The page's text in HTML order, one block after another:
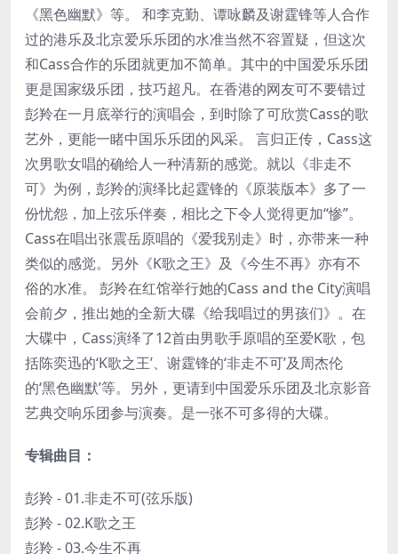
《黑色幽默》等。 和李克勤、谭咏麟及谢霆锋等人合作
过的港乐及北京爱乐乐团的水准当然不容置疑，但这次
和Cass合作的乐团就更加不简单。其中的中国爱乐乐团
更是国家级乐团，技巧超凡。在香港的网友可不要错过
彭羚在一月底举行的演唱会，到时除了可欣赏Cass的歌
艺外，更能一睹中国乐乐团的风采。 言归正传，Cass这
次男歌女唱的确给人一种清新的感觉。就以《非走不
可》为例，彭羚的演绎比起霆锋的《原装版本》多了一
份忧怨，加上弦乐伴奏，相比之下令人觉得更加“惨”。
Cass在唱出张震岳原唱的《爱我别走》时，亦带来一种
类似的感觉。另外《K歌之王》及《今生不再》亦有不
俗的水准。 彭羚在红馆举行她的Cass and the City演唱
会前夕，推出她的全新大碟《给我唱过的男孩们》。在
大碟中，Cass演绎了12首由男歌手原唱的至爱K歌，包
括陈奕迅的‘K歌之王’、谢霆锋的‘非走不可’及周杰伦
的‘黑色幽默’等。另外，更请到中国爱乐乐团及北京影音
艺典交响乐团参与演奏。是一张不可多得的大碟。
专辑曲目：
彭羚 - 01.非走不可(弦乐版)
彭羚 - 02.K歌之王
彭羚 - 03.今生不再